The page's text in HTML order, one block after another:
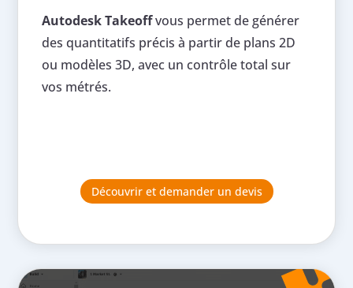
Autodesk Takeoffvous permet de générer
des quantitatifs précis à partir de plans 2D
ou modèles 3D, avec un contrôle total sur
vos métrés.
Découvrir et demander un devis